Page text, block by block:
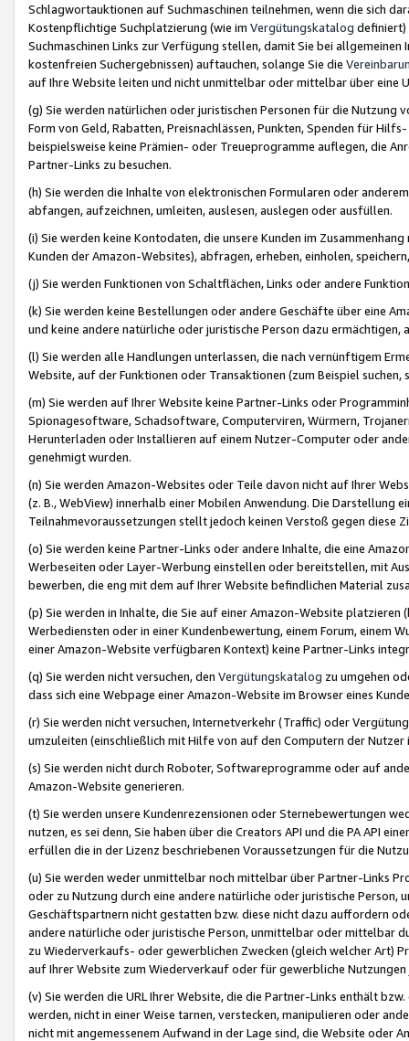
Schlagwortauktionen auf Suchmaschinen teilnehmen, wenn die sich
Kostenpflichtige Suchplatzierung (wie im Vergütungskatalog definiert)
Suchmaschinen Links zur Verfügung stellen, damit Sie bei
kostenfreien Suchergebnissen) auftauchen, solange Sie die
auf Ihre Website leiten und nicht unmittelbar oder mittelbar über eine
(g) Sie werden natürlichen oder juristischen Personen für die Nutzung
Form von Geld, Rabatten, Preisnachlässen, Punkten, Spenden für
beispielsweise keine Prämien- oder Treueprogramme auflegen, die
Partner-Links zu besuchen.
(h) Sie werden die Inhalte von elektronischen Formularen oder
abfangen, aufzeichnen, umleiten, auslesen, auslegen oder ausfüllen.
(i) Sie werden keine Kontodaten, die unsere Kunden im
Kunden der Amazon-Websites), abfragen, erheben, einholen,
(j) Sie werden Funktionen von Schaltflächen, Links oder andere
(k) Sie werden keine Bestellungen oder andere Geschäfte über eine
und keine andere natürliche oder juristische Person dazu
(l) Sie werden alle Handlungen unterlassen, die nach vernünftigem
Website, auf der Funktionen oder Transaktionen (zum Beispiel
(m) Sie werden auf Ihrer Website keine Partner-Links oder
Spionagesoftware, Schadsoftware, Computerviren, Würmern,
Herunterladen oder Installieren auf einem Nutzer-Computer oder
genehmigt wurden.
(n) Sie werden Amazon-Websites oder Teile davon nicht auf Ihrer
(z. B., WebView) innerhalb einer Mobilen Anwendung. Die Darstellung
Teilnahmevoraussetzungen stellt jedoch keinen Verstoß gegen diese
(o) Sie werden keine Partner-Links oder andere Inhalte, die eine
Werbeseiten oder Layer-Werbung einstellen oder bereitstellen, mit
bewerben, die eng mit dem auf Ihrer Website befindlichen Material
(p) Sie werden in Inhalte, die Sie auf einer Amazon-Website
Werbediensten oder in einer Kundenbewertung, einem Forum, einem
einer Amazon-Website verfügbaren Kontext) keine Partner-Links
(q) Sie werden nicht versuchen, den Vergütungskatalog zu umgehen
dass sich eine Webpage einer Amazon-Website im Browser eines
(r) Sie werden nicht versuchen, Internetverkehr (Traffic) oder
umzuleiten (einschließlich mit Hilfe von auf den Computern der
(s) Sie werden nicht durch Roboter, Softwareprogramme oder auf
Amazon-Website generieren.
(t) Sie werden unsere Kundenrezensionen oder Sternebewertungen
nutzen, es sei denn, Sie haben über die Creators API und die PA API
erfüllen die in der Lizenz beschriebenen Voraussetzungen für die
(u) Sie werden weder unmittelbar noch mittelbar über Partner-Links
oder zu Nutzung durch eine andere natürliche oder juristische
Geschäftspartnern nicht gestatten bzw. diese nicht dazu auffordern
andere natürliche oder juristische Person, unmittelbar oder mittelbar
zu Wiederverkaufs- oder gewerblichen Zwecken (gleich welcher Art)
auf Ihrer Website zum Wiederverkauf oder für gewerbliche
(v) Sie werden die URL Ihrer Website, die die Partner-Links enthält
werden, nicht in einer Weise tarnen, verstecken, manipulieren oder
nicht mit angemessenem Aufwand in der Lage sind, die Website oder